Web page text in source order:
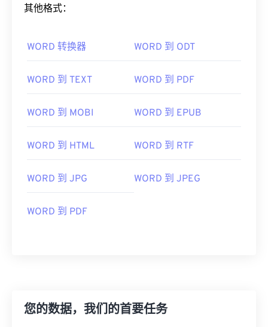
其他格式：
WORD 转换器 WORD 到 ODT
WORD 到 TEXT WORD 到 PDF
WORD 到 MOBI WORD 到 EPUB
WORD 到 HTML WORD 到 RTF
WORD 到 JPG WORD 到 JPEG
WORD 到 PDF
您的数据，我们的首要任务